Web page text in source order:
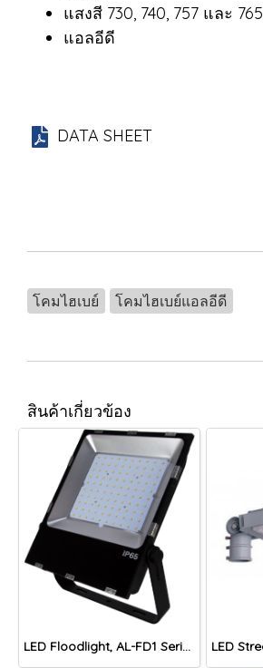
แสงสี 730, 740, 757 และ 765
แอลอีดี
DATA SHEET
โคมไฮเบย์ โคมไฮเบย์แอลอีดี
สินค้าเกี่ยวข้อง
LED Floodlight, AL-FD1 Series